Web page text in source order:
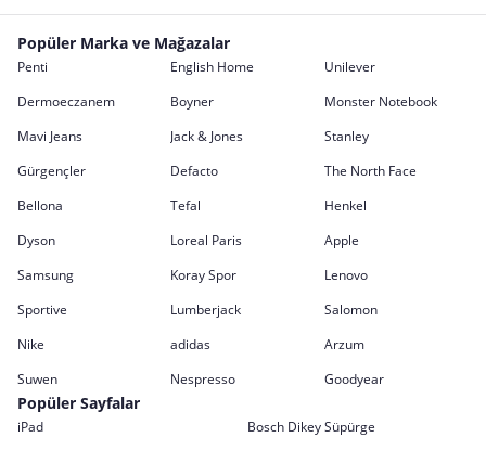
Popüler Marka ve Mağazalar
Penti English Home
Unilever
Dermoeczanem
Boyner
Monster Notebook
Mavi Jeans
Jack & Jones
Stanley
Gürgençler
Defacto
The North Face
Bellona
Tefal
Henkel
Dyson
Loreal Paris
Apple
Samsung
Koray Spor
Lenovo
Sportive
Lumberjack
Salomon
Nike
adidas
Arzum
Suwen
Nespresso Goodyear
Popüler Sayfalar
iPad
Bosch Dikey Süpürge